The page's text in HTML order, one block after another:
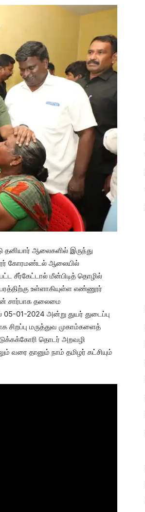
ஆலைகளில் இருந்து
கோரமண்டல் ஆலையில்
சீர்கேட்டால் மீன்பிடித் தொழில்
உள்ளாகியுள்ள எண்ணூர்
சார்பாக தலைமை
01-2024 அன்று துயர் துடைப்பு
சிறப்பு மருத்துவ முகாம்களைத்
தொடர் அறவழி
வரை தானும் நாம் தமிழர் கட்சியும்